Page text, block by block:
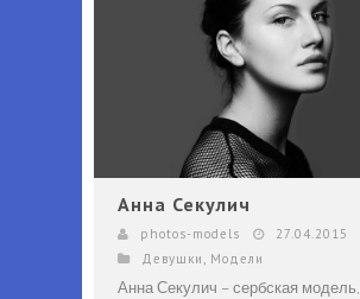
Анна Секулич
photos-models
27.04.2015
Девушки , Модели
Анна Секулич – сербская модель,